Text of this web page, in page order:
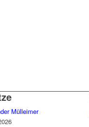
Mülleimer